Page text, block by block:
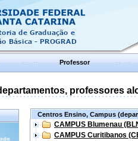
Professor
professores
Centros Ensino, Campus
CAMPUS Blumenau
CAMPUS Curitibanos